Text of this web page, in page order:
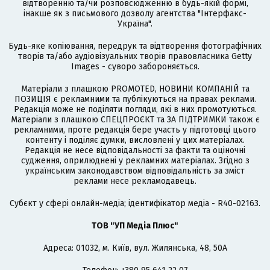
відтворенню та/чи розповсюдженню в будь-якій формі,
інакше як з письмового дозволу агентства "Інтерфакс-
Україна".
Будь-яке копіювання, передрук та відтворення фотографічних
творів та/або аудіовізуальних творів правовласника Getty
Images - суворо забороняється.
Матеріали з плашкою PROMOTED, НОВИНИ КОМПАНІЙ та
ПОЗИЦІЯ є рекламними та публікуються на правах реклами.
Редакція може не поділяти погляди, які в них промотуються.
Матеріали з плашкою СПЕЦПРОЄКТ та ЗА ПІДТРИМКИ також є
рекламними, проте редакція бере участь у підготовці цього
контенту і поділяє думки, висловлені у цих матеріалах.
Редакція не несе відповідальності за факти та оціночні
судження, оприлюднені у рекламних матеріалах. Згідно з
українським законодавством відповідальність за зміст
реклами несе рекламодавець.
Cубєкт у сфері онлайн-медіа; ідентифікатор медіа - R40-02163.
ТОВ "УП Медіа Плюс"
Адреса: 01032, м. Київ, вул. Жилянська, 48, 50А